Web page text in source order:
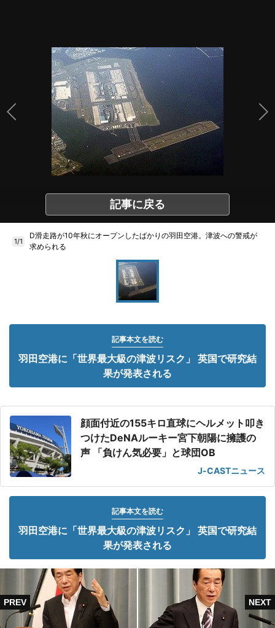
記事に戻る
1/1
D滑走路が10年秋にオープンしたばかりの羽田空港。津波への警戒が
求められる
記事本文を読む
羽田空港に「世界最大級の津波リスク」 英国で研究結
果が発表される
顔面付近の155キロ直球にヘルメット叩き
つけたDeNAルーキー宮下朝陽に擁護の
声 「負けん気必要」と球団OB
J-CASTニュース
記事本文を読む
羽田空港に「世界最大級の津波リスク」 英国で研究結
果が発表される